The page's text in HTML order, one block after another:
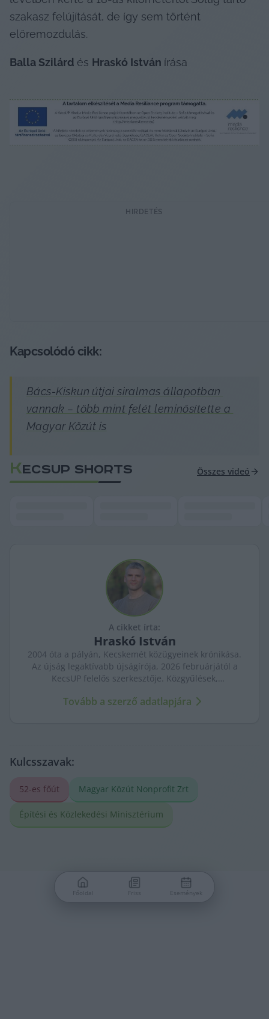
szakasz felújítását, de így sem történt
előremozdulás.
Balla Szilárd és Hraskó István írása
HIRDETÉS
Kapcsolódó cikk:
Bács-Kiskun útjai siralmas állapotban
vannak – több mint felét leminősítette a
Magyar Közút is
KECSUP SHORTS Összes videó
A cikket írta:
Hraskó István
2004 óta a pályán, Kecskemét közügyeinek krónikása.
Az újság legaktívabb újságírója, 2026 februárjától a
KecsUP felelős szerkesztője. Közgyűlések,
arca és a háttérben élők történetei egyszerre jelennek
Tovább a szerző adatlapjára
Kulcsszavak:
52-es főút Magyar Közút Nonprofit Zrt
Építési és Közlekedési Minisztérium
Főoldal Friss Események